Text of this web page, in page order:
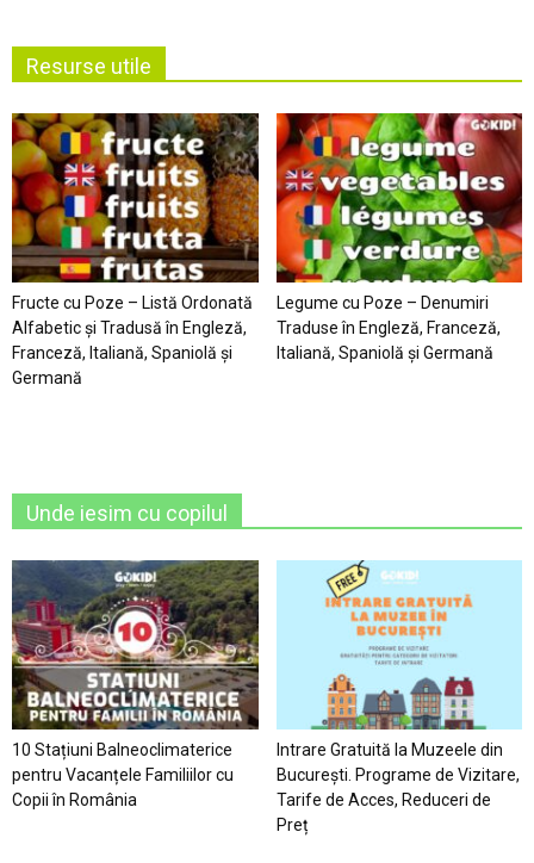
Resurse utile
Fructe cu Poze – Listă Ordonată
Alfabetic şi Tradusă în Engleză,
Franceză, Italiană, Spaniolă şi
Germană
Legume cu Poze – Denumiri
Traduse în Engleză, Franceză,
Italiană, Spaniolă şi Germană
Unde iesim cu copilul
10 Stațiuni Balneoclimaterice
pentru Vacanțele Familiilor cu
Copii în România
Intrare Gratuită la Muzeele din
București. Programe de Vizitare,
Tarife de Acces, Reduceri de
Preț